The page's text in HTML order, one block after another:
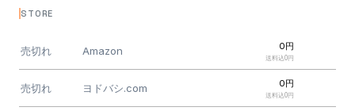
STORE
売切れ Amazon 0円
送料込0円
売切れ ヨドバシ.com 0円
送料込0円